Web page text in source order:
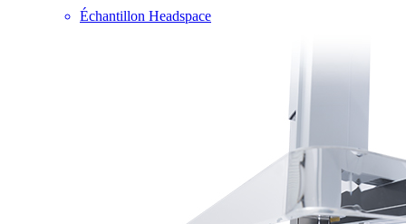
Échantillon Headspace